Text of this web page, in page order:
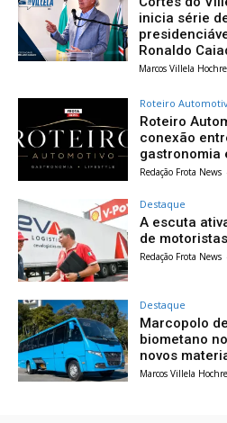
inicia série
Ronaldo
Marcos Villela
Roteiro
Roteiro
conexão
gastronomia
Redação Frota News
Destaque
A escuta
de
Redação Frota News
Destaque
Marcopolo
biometano
novos
Marcos Villela